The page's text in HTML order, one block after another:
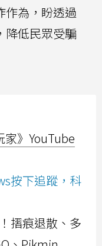
作為，盼透過
降低民眾受騙
》YouTube
按下追蹤，科
摺痕退散、多